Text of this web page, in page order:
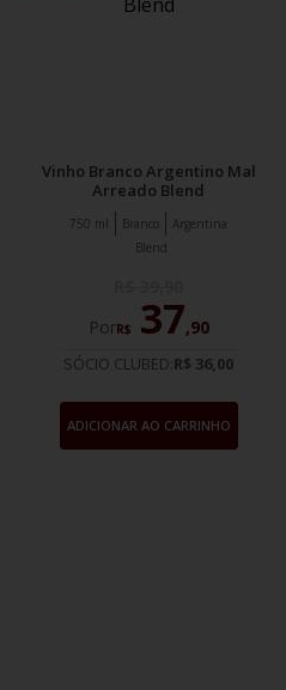
Vinho Branco Argentino Mal
Arreado Blend
Branco Argentina
750 ml
Blend
PorR$ 37,90
SÓCIO CLUBED:R$ 36,00
ADICIONAR AO CARRINHO